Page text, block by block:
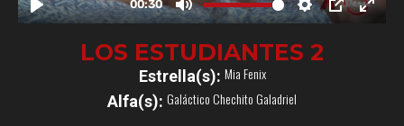
LOS ESTUDIANTES 2
Estrella(s): Mia Fenix
Alfa(s): Galáctico Chechito Galadriel